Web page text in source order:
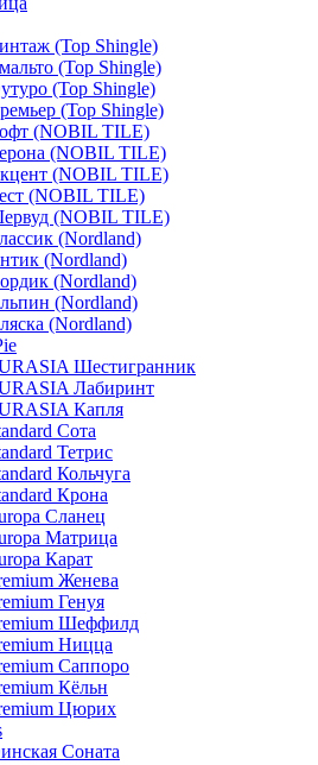
(Top Shingle)
(Top Shingle)
(Top Shingle)
(Top Shingle)
(NOBIL TILE)
(NOBIL TILE)
(NOBIL TILE)
(NOBIL TILE)
(NOBIL TILE)
(Nordland)
(Nordland)
(Nordland)
(Nordland)
(Nordland)
Шестигранник
Лабиринт
Капля
Сота
Тетрис
Кольчуга
Крона
Сланец
Матрица
Карат
Женева
Генуя
Шеффилд
Ницца
Саппоро
Кёльн
Цюрих
Соната